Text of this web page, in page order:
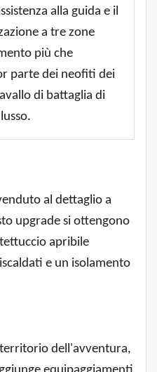
alla guida e il
a tre zone
più che
parte dei neofiti dei
di battaglia di
al dettaglio a
upgrade si ottengono
apribile
e un isolamento
dell'avventura,